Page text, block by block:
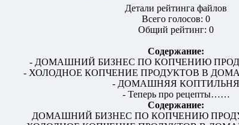
Детали рейтинга файлов
Всего голосов: 0
Общий рейтинг: 0
Содержание:
- ДОМАШНИЙ БИЗНЕС ПО КОПЧЕНИЮ
- ХОЛОДНОЕ КОПЧЕНИЕ ПРОДУКТОВ В
- ДОМАШНЯЯ КОПТИЛЬНЯ
- Теперь про рецепты……
Содержание:
ДОМАШНИЙ БИЗНЕС ПО КОПЧЕНИЮ